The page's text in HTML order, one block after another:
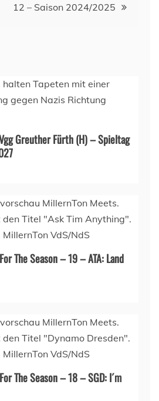
12 – Saison 2024/2025
Greuther Fürth (H) – Spieltag
The Season – 19 – ATA: Land
The Season – 18 – SGD: I´m